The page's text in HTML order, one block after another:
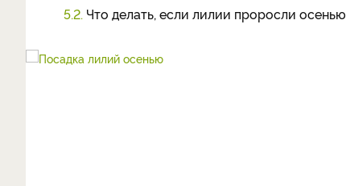
5.2. Что делать, если лилии проросли осенью